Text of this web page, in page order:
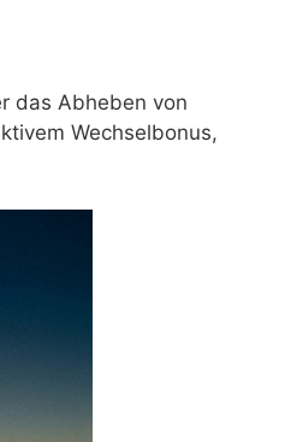
das Abheben von
Wechselbonus,